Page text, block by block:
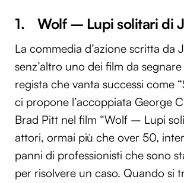
1. Wolf – Lupi solitari di
La commedia d’azione scritta da
senz’altro uno dei film da
regista che vanta successi come
ci propone l’accoppiata George
Brad Pitt nel film “Wolf – Lupi
attori, ormai più che over 50,
panni di professionisti che sono
per risolvere un caso. Quando si